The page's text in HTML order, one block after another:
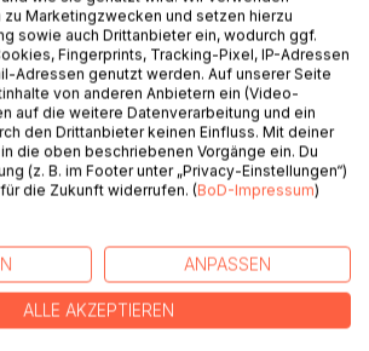
es um eine Psychoanalyse
Marketingzwecken und setzen hierzu
sowie auch Drittanbieter ein, wodurch ggf.
Fingerprints, Tracking-Pixel, IP-Adressen
Adressen genutzt werden. Auf unserer Seite
von anderen Anbietern ein (Video-
auf die weitere Datenverarbeitung und ein
den Drittanbieter keinen Einfluss. Mit deiner
die oben beschriebenen Vorgänge ein. Du
(z. B. im Footer unter „Privacy-Einstellungen“)
die Zukunft widerrufen. (BoD-Impressum)
ANPASSEN
ALLE AKZEPTIEREN